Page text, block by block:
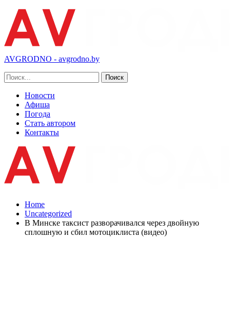
AVGRODNO - avgrodno.by
Новости
Афиша
Погода
Стать автором
Контакты
Home
Uncategorized
В Минске таксист разворачивался через двойную
сплошную и сбил мотоциклиста (видео)